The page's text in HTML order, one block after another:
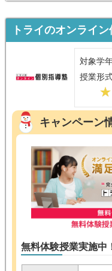
トライのオンライ
対象学
授業形
キャンペーン
無料体験授業実施中